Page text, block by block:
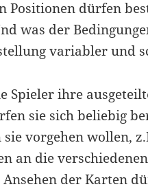
Positionen dürfen
was der
variabler und
Spieler ihre
sie sich beliebig
vorgehen wollen,
an die
Ansehen der Karten